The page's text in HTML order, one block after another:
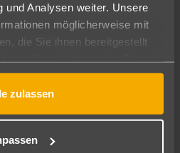
und Analysen weiter. Unsere
möglicherweise mit
die Sie ihnen bereitgestellt
zulassen
7-21 Nächte
anzeigen